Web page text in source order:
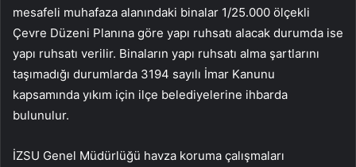
mesafeli muhafaza alanındaki binalar 1/25.000 ölçekli
Çevre Düzeni Planına göre yapı ruhsatı alacak durumda ise
yapı ruhsatı verilir. Binaların yapı ruhsatı alma şartlarını
taşımadığı durumlarda 3194 sayılı İmar Kanunu
kapsamında yıkım için ilçe belediyelerine ihbarda
bulunulur.
İZSU Genel Müdürlüğü havza koruma çalışmaları